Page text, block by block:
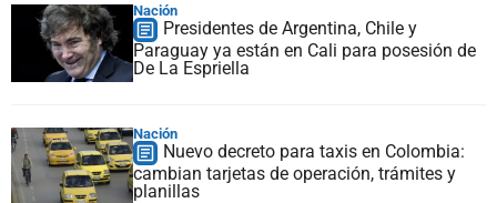
Nación
Presidentes de Argentina, Chile y
Paraguay ya están en Cali para posesión de
De La Espriella
Nación
Nuevo decreto para taxis en Colombia:
cambian tarjetas de operación, trámites y
planillas